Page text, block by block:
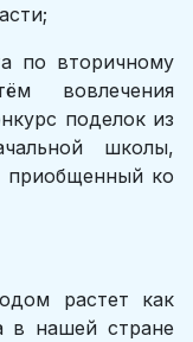
по вторичному
вовлечения
поделок из
школы,
приобщенный ко
растет как
в нашей стране